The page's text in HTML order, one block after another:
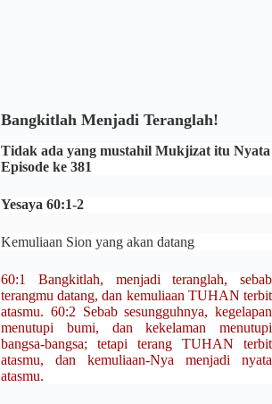
Bangkitlah Menjadi Teranglah!
Tidak ada yang mustahil Mukjizat itu Nyata
Episode ke 381
Yesaya 60:1-2
Kemuliaan Sion yang akan datang
60:1 Bangkitlah, menjadi teranglah, sebab
terangmu datang, dan kemuliaan TUHAN terbit
atasmu. 60:2 Sebab sesungguhnya, kegelapan
menutupi bumi, dan kekelaman menutupi
bangsa-bangsa; tetapi terang TUHAN terbit
atasmu, dan kemuliaan-Nya menjadi nyata
atasmu.